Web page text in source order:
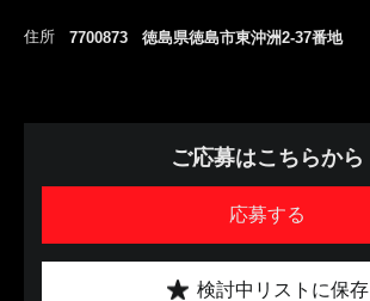
住所 7700873 徳島県徳島市東沖洲2-37番地
ご応募はこちらから
応募する
検討中リストに保存